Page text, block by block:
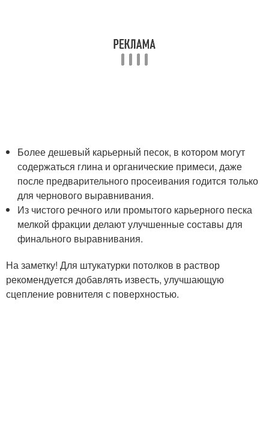
Более дешевый карьерный песок, в котором могут
содержаться глина и органические примеси, даже
после предварительного просеивания годится только
для чернового выравнивания.
Из чистого речного или промытого карьерного песка
мелкой фракции делают улучшенные составы для
финального выравнивания.
На заметку! Для штукатурки потолков в раствор
рекомендуется добавлять известь, улучшающую
сцепление ровнителя с поверхностью.